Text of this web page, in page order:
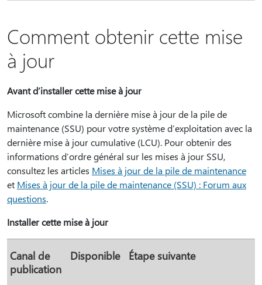
Comment obtenir cette mise
à jour
Avant d’installer cette mise à jour
Microsoft combine la dernière mise à jour de la pile de
maintenance (SSU) pour votre système d’exploitation avec la
dernière mise à jour cumulative (LCU). Pour obtenir des
informations d’ordre général sur les mises à jour SSU,
consultez les articles Mises à jour de la pile de maintenance
et Mises à jour de la pile de maintenance (SSU) : Forum aux
questions.
Installer cette mise à jour
Canal de
publication
Disponible Étape suivante